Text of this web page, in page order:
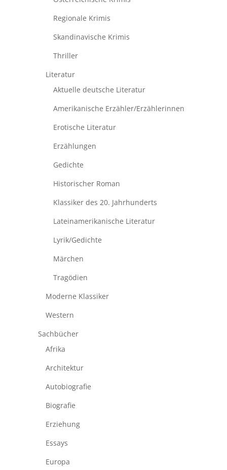
Regionale Krimis
Skandinavische Krimis
Thriller
Literatur
Aktuelle deutsche Literatur
Amerikanische Erzähler/Erzählerinnen
Erotische Literatur
Erzählungen
Gedichte
Historischer Roman
Klassiker des 20. Jahrhunderts
Lateinamerikanische Literatur
Lyrik/Gedichte
Märchen
Tragödien
Moderne Klassiker
Western
Sachbücher
Afrika
Architektur
Autobiografie
Biografie
Erziehung
Essays
Europa